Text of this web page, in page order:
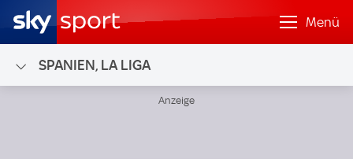
Menü
SPANIEN, LA LIGA